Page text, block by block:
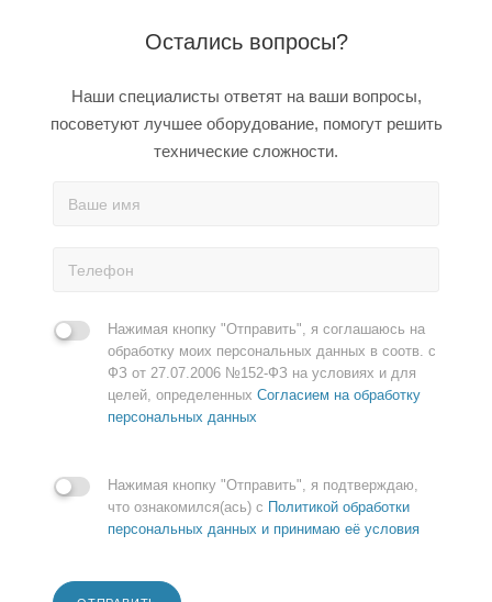
Остались вопросы?
Наши специалисты ответят на ваши вопросы,
посоветуют лучшее оборудование, помогут решить
технические сложности.
Нажимая кнопку "Отправить", я соглашаюсь на
обработку моих персональных данных в соотв. с
ФЗ от 27.07.2006 №152-ФЗ на условиях и для
целей, определенных Согласием на обработку
персональных данных
Нажимая кнопку "Отправить", я подтверждаю,
что ознакомился(ась) с Политикой обработки
персональных данных и принимаю её условия